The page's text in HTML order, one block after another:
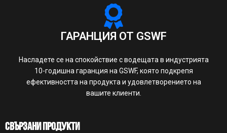
ГАРАНЦИЯ ОТ GSWF
Насладете се на спокойствие с водещата в индустрията
10-годишна гаранция на GSWF, която подкрепя
ефективността на продукта и удовлетворението на
вашите клиенти.
Свързани Продукти